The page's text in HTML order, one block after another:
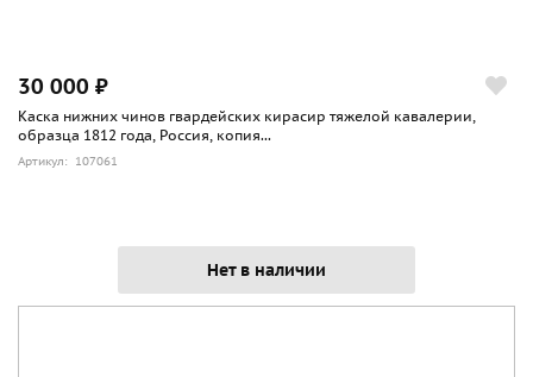
30 000 ₽
Каска нижних чинов гвардейских кирасир тяжелой кавалерии,
образца 1812 года, Россия, копия...
Артикул: 107061
Нет в наличии